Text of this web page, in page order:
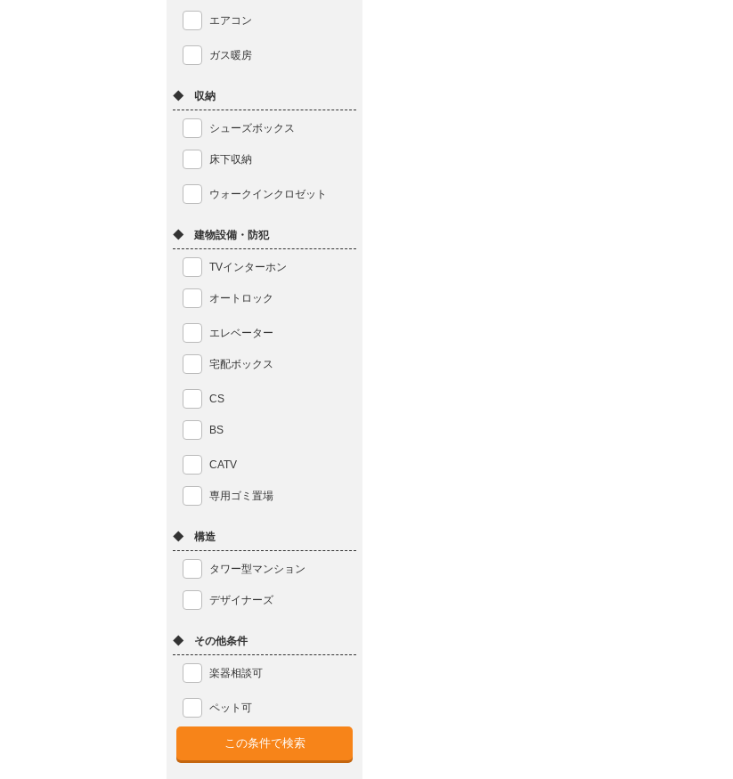
エアコン
ガス暖房
◆ 収納
シューズボックス
床下収納
ウォークインクロゼット
◆ 建物設備・防犯
TVインターホン
オートロック
エレベーター
宅配ボックス
CS
BS
CATV
専用ゴミ置場
◆ 構造
タワー型マンション
デザイナーズ
◆ その他条件
楽器相談可
ペット可